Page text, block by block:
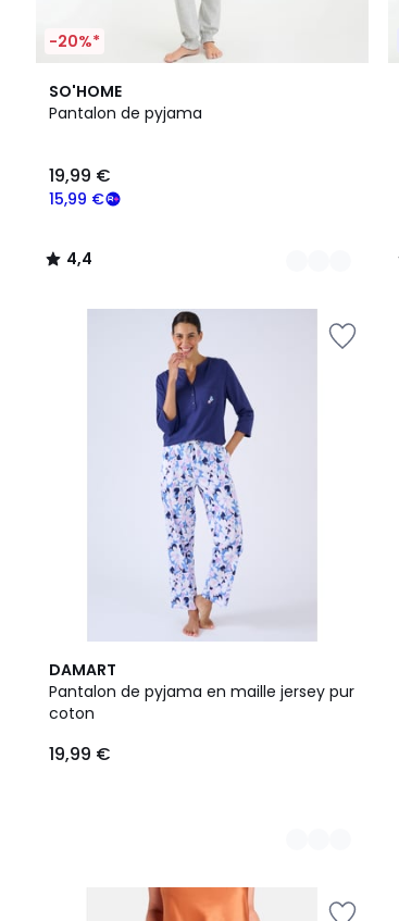
-20%*
SO'HOME
Pantalon de pyjama
15,99 €
19,99 €
4,4
/ 5
2
Couleurs
4,4
/
DAMART
Pantalon de pyjama en maille jersey pur
coton
19,99 €
4
Couleurs